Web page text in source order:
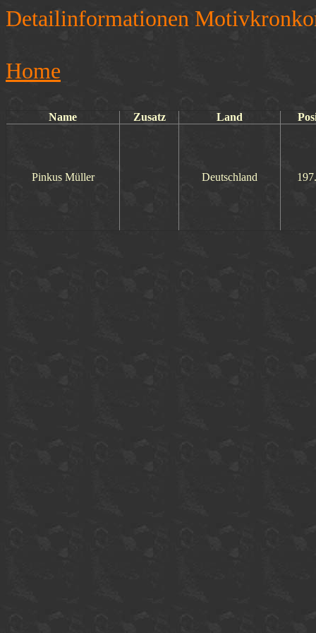
Detailinformationen
Home
Name Zusatz Land
Pinkus Müller Deutschland